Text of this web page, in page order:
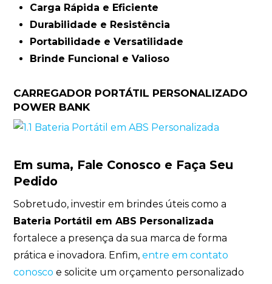
Carga Rápida e Eficiente
Durabilidade e Resistência
Portabilidade e Versatilidade
Brinde Funcional e Valioso
CARREGADOR PORTÁTIL PERSONALIZADO
POWER BANK
Em suma, Fale Conosco e Faça Seu
Pedido
Sobretudo, investir em brindes úteis como a
Bateria Portátil em ABS Personalizada
fortalece a presença da sua marca de forma
prática e inovadora. Enfim,entre em contato
conosco e solicite um orçamento personalizado